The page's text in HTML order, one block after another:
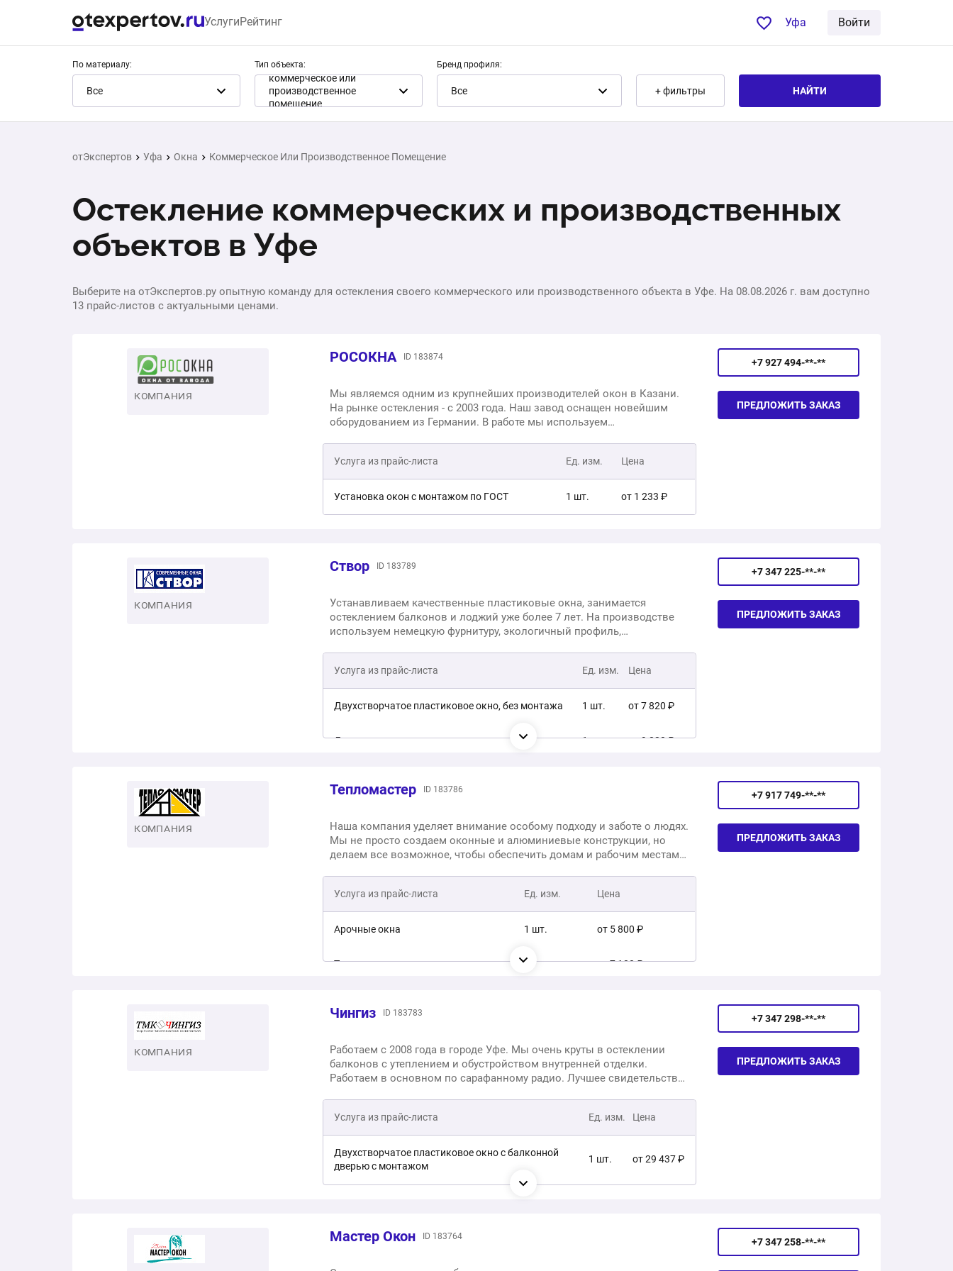
УслугиРейтинг Уфа Войти
По материалу:
Все
Тип объекта:
коммерческое или
производственное
помещение
Бренд профиля:
Все + фильтры НАЙТИ
отЭкспертов Уфа Окна Коммерческое Или Производственное Помещение
Остекление коммерческих и производственных
объектов в Уфе
Выберите на отЭкспертов.ру опытную команду для остекления своего коммерческого или производственного объекта в Уфе. На 08.08.2026 г. вам доступно
13 прайс-листов с актуальными ценами.
КОМПАНИЯ
РОСОКНА ID 183874
Мы являемся одним из крупнейших производителей окон в Казани.
На рынке остекления - с 2003 года. Наш завод оснащен новейшим
оборудованием из Германии. В работе мы используем
сервисное обслуживание, персонального менеджера и бесплатную
программу по расчету окон.
Услуга из прайс-листа Ед. изм. Цена
Установка окон с монтажом по ГОСТ 1 шт. от 1 233 ₽
+7 927 494-**-**
ПРЕДЛОЖИТЬ ЗАКАЗ
КОМПАНИЯ
Створ ID 183789
Устанавливаем качественные пластиковые окна, занимается
остеклением балконов и лоджий уже более 7 лет. На производстве
используем немецкую фурнитуру, экологичный профиль,
Услуга из прайс-листа Ед. изм. Цена
Двухстворчатое пластиковое окно, без монтажа 1 шт. от 7 820 ₽
Двухстворчатое пластиковое окно, с монтажом 1 шт. от 9 820 ₽
+7 347 225-**-**
ПРЕДЛОЖИТЬ ЗАКАЗ
КОМПАНИЯ
Тепломастер ID 183786
Наша компания уделяет внимание особому подходу и заботе о людях.
Мы не просто создаем оконные и алюминиевые конструкции, но
делаем все возможное, чтобы обеспечить домам и рабочим местам
Услуга из прайс-листа Ед. изм. Цена
Арочные окна 1 шт. от 5 800 ₽
Треугольные окна 1 шт. от 7 100 ₽
+7 917 749-**-**
ПРЕДЛОЖИТЬ ЗАКАЗ
КОМПАНИЯ
Чингиз ID 183783
Работаем с 2008 года в городе Уфе. Мы очень круты в остеклении
балконов с утеплением и обустройством внутренней отделки.
Работаем в основном по сарафанному радио. Лучшее свидетельство
Услуга из прайс-листа Ед. изм. Цена
Двухстворчатое пластиковое окно с балконной
дверью с монтажом
1 шт. от 29 437 ₽
Двухстворчатое пластиковое окно с монтажом
+7 347 298-**-**
ПРЕДЛОЖИТЬ ЗАКАЗ
Мастер Окон ID 183764 +7 347 258-**-**